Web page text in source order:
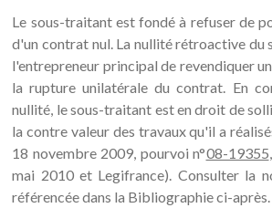
Le sous-traitant est fondé à refuser de
d'un contrat nul. La nullité rétroactive du
l'entrepreneur principal de revendiquer
la rupture unilatérale du contrat. En
nullité, le sous-traitant est en droit de
la contre valeur des travaux qu'il a
18 novembre 2009, pourvoi n°08-19355
mai 2010 et Legifrance). Consulter la
référencée dans la Bibliographie ci-après.